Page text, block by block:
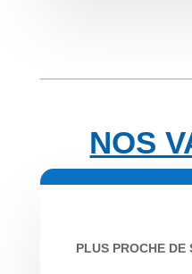
NOS
PLUS PROCHE DE